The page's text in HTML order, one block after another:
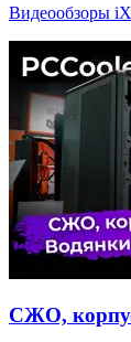
Видеообзоры
СЖО,